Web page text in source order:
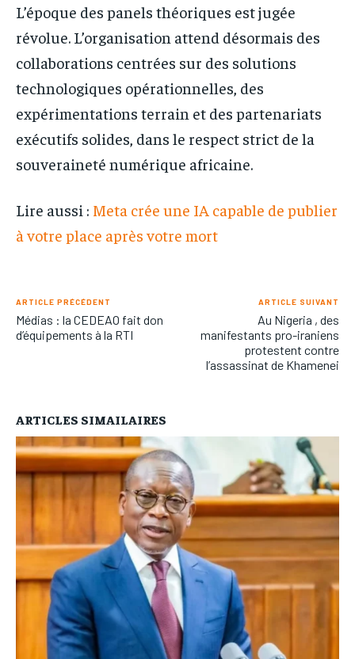
L’époque des panels théoriques est jugée
révolue. L’organisation attend désormais des
collaborations centrées sur des solutions
technologiques opérationnelles, des
expérimentations terrain et des partenariats
exécutifs solides, dans le respect strict de la
souveraineté numérique africaine.
Lire aussi : Meta crée une IA capable de publier
à votre place après votre mort
ARTICLE PRÉCÉDENT
Médias : la CEDEAO fait don
d’équipements à la RTI
ARTICLE SUIVANT
Au Nigeria , des
manifestants pro-iraniens
protestent contre
l’assassinat de Khamenei
ARTICLES SIMAILAIRES